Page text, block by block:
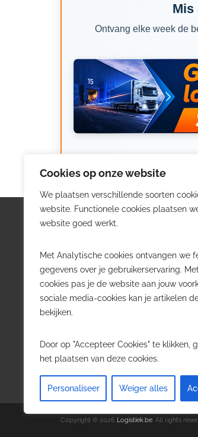
Cookies op onze website
We plaatsen verschillende soorten
website. Functionele cookies plaatsen
website goed werkt.
Met Analytische cookies ontvangen we
gegevens over je gebruikerservaring.
cookies pas je de website aan jouw
sociale media-cookies kan je artikelen
bekijken.
Door op "Accepteer Cookies" te klikken,
het plaatsen van deze cookies.
Personaliseer Weiger alles
Mis
Ontvang elke week de
Logistiek.be
Logistiek.be brengt dagelijks
trends en praktijkverhalen over
transport, warehousing, supply
en automatisering in België.
willen volgen.
Copyright © 2026 Logistiek.be. All rights